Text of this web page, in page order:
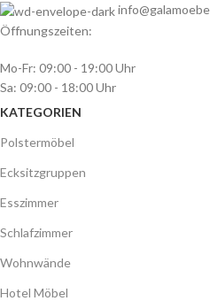
Öffnungszeiten:
Mo-Fr: 09:00 - 19:00 Uhr
Sa: 09:00 - 18:00 Uhr
KATEGORIEN
Polstermöbel
Ecksitzgruppen
Esszimmer
Schlafzimmer
Wohnwände
Hotel Möbel